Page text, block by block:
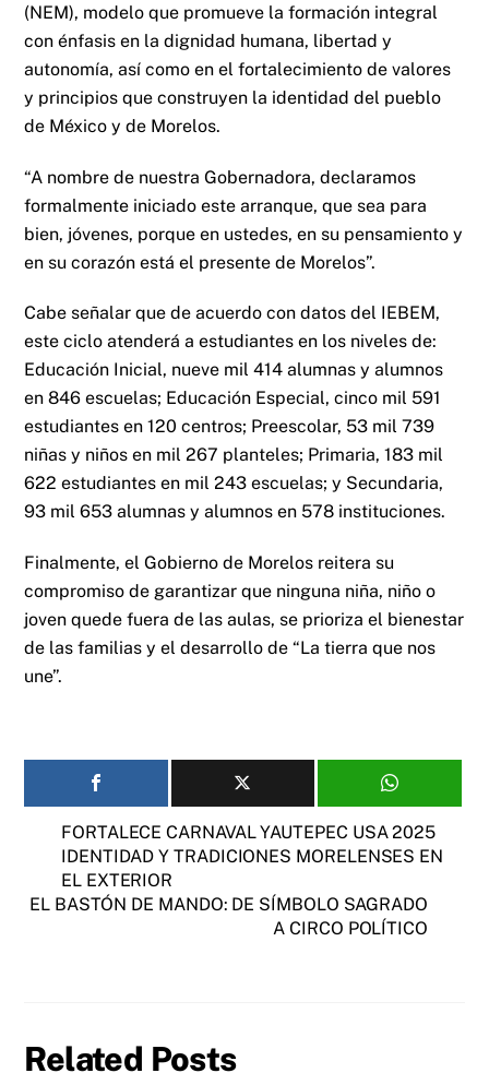
(NEM), modelo que promueve la formación integral
con énfasis en la dignidad humana, libertad y
autonomía, así como en el fortalecimiento de valores
y principios que construyen la identidad del pueblo
de México y de Morelos.
“A nombre de nuestra Gobernadora, declaramos
formalmente iniciado este arranque, que sea para
bien, jóvenes, porque en ustedes, en su pensamiento y
en su corazón está el presente de Morelos”.
Cabe señalar que de acuerdo con datos del IEBEM,
este ciclo atenderá a estudiantes en los niveles de:
Educación Inicial, nueve mil 414 alumnas y alumnos
en 846 escuelas; Educación Especial, cinco mil 591
estudiantes en 120 centros; Preescolar, 53 mil 739
niñas y niños en mil 267 planteles; Primaria, 183 mil
622 estudiantes en mil 243 escuelas; y Secundaria,
93 mil 653 alumnas y alumnos en 578 instituciones.
Finalmente, el Gobierno de Morelos reitera su
compromiso de garantizar que ninguna niña, niño o
joven quede fuera de las aulas, se prioriza el bienestar
de las familias y el desarrollo de “La tierra que nos
une”.
FORTALECE CARNAVAL YAUTEPEC USA 2025
IDENTIDAD Y TRADICIONES MORELENSES EN
EL EXTERIOR
EL BASTÓN DE MANDO: DE SÍMBOLO SAGRADO
A CIRCO POLÍTICO
Related Posts